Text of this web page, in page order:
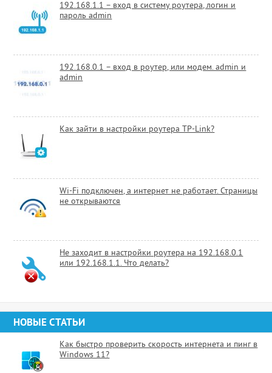
192.168.1.1 – вход в систему роутера, логин и
пароль admin
192.168.0.1 – вход в роутер, или модем. admin и
admin
Как зайти в настройки роутера TP-Link?
Wi-Fi подключен, а интернет не работает. Страницы
не открываются
Не заходит в настройки роутера на 192.168.0.1
или 192.168.1.1. Что делать?
НОВЫЕ СТАТЬИ
Как быстро проверить скорость интернета и пинг в
Windows 11?